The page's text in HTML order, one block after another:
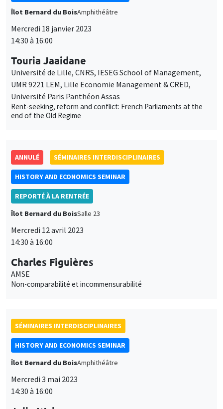
Îlot Bernard du BoisAmphithéâtre
Mercredi 18 janvier 2023
14:30 à 16:00
Touria Jaaidane
Université de Lille, CNRS, IESEG School of Management,
UMR 9221 LEM, Lille Economie Management & CRED,
Université Paris Panthéon Assas
Rent-seeking, reform and conflict: French Parliaments at the
end of the Old Regime
ANNULÉ SÉMINAIRES INTERDISCIPLINAIRES
HISTORY AND ECONOMICS SEMINAR
REPORTÉ À LA RENTRÉE
Îlot Bernard du BoisSalle 23
Mercredi 12 avril 2023
14:30 à 16:00
Charles Figuières
AMSE
Non-comparabilité et incommensurabilité
SÉMINAIRES INTERDISCIPLINAIRES
HISTORY AND ECONOMICS SEMINAR
Îlot Bernard du BoisAmphithéâtre
Mercredi 3 mai 2023
14:30 à 16:00